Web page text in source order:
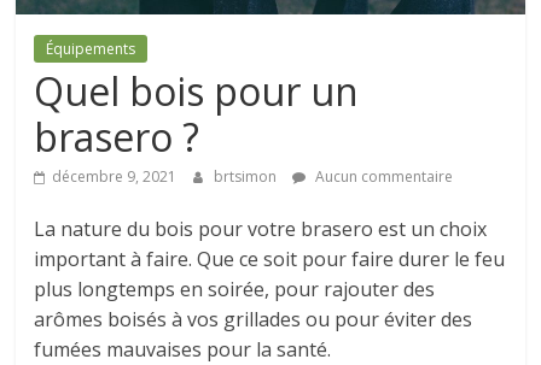
Équipements
Quel bois pour un
brasero ?
décembre 9, 2021 brtsimon Aucun commentaire
La nature du bois pour votre brasero est un choix
important à faire. Que ce soit pour faire durer le feu
plus longtemps en soirée, pour rajouter des
arômes boisés à vos grillades ou pour éviter des
fumées mauvaises pour la santé.